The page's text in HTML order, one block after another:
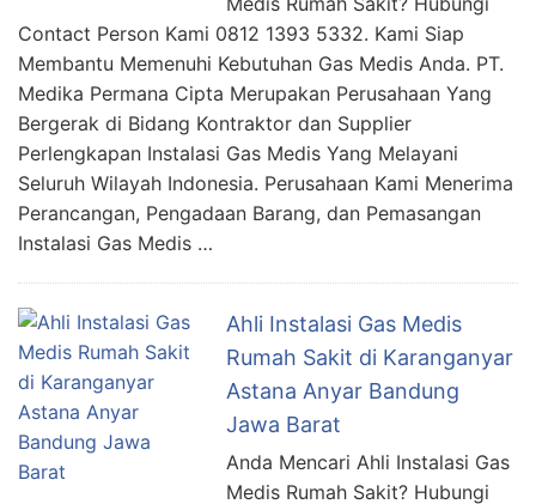
Contact Person Kami 0812 1393 5332. Kami Siap
Membantu Memenuhi Kebutuhan Gas Medis Anda. PT.
Medika Permana Cipta Merupakan Perusahaan Yang
Bergerak di Bidang Kontraktor dan Supplier
Perlengkapan Instalasi Gas Medis Yang Melayani
Seluruh Wilayah Indonesia. Perusahaan Kami Menerima
Perancangan, Pengadaan Barang, dan Pemasangan
Instalasi Gas Medis …
Ahli Instalasi Gas Medis
Rumah Sakit di Karanganyar
Astana Anyar Bandung
Jawa Barat
Anda Mencari Ahli Instalasi Gas
Medis Rumah Sakit? Hubungi